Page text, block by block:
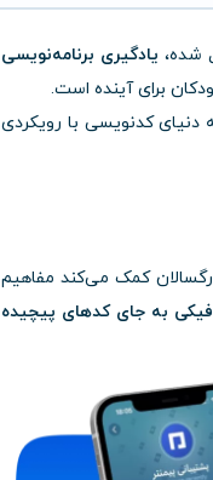
شده، یادگیری برنامه‌نویسی
برای آینده است.
دنیای کدنویسی با رویکردی
کمک می‌کند مفاهیم
به جای کدهای پیچیده